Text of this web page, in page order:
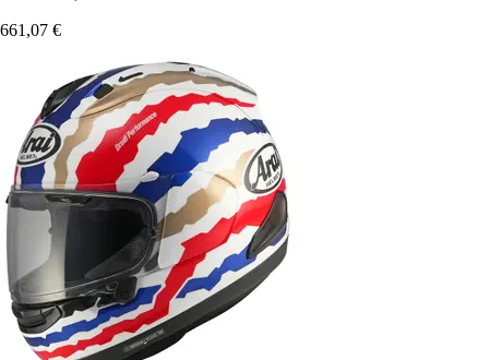
661,07 €